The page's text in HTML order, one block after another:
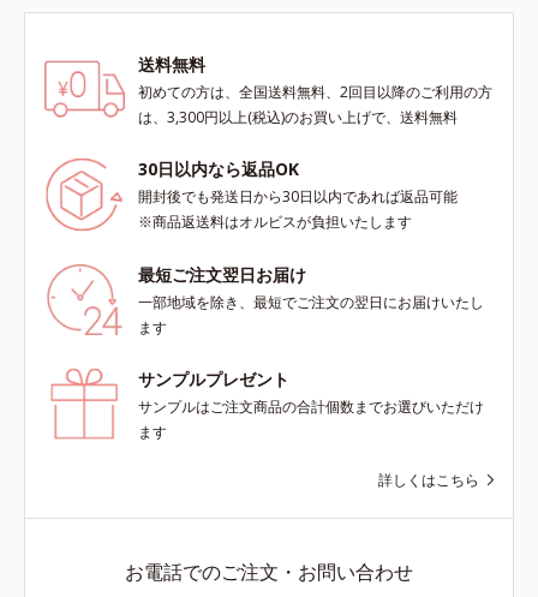
送料無料
初めての方は、全国送料無料、2回目以降のご利用の方
は、3,300円以上(税込)のお買い上げで、送料無料
30日以内なら返品OK
開封後でも発送日から30日以内であれば返品可能
※商品返送料はオルビスが負担いたします
最短ご注文翌日お届け
一部地域を除き、最短でご注文の翌日にお届けいたし
ます
サンプルプレゼント
サンプルはご注文商品の合計個数までお選びいただけ
ます
詳しくはこちら
お電話でのご注文・お問い合わせ